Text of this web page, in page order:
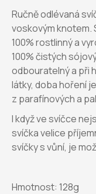
Ručně odlévaná
voskovým knotem.
100% rostlinný a
100% čistých
odbouratelný a při
látky, doba hoření
z parafínových a
I když ve svíčce
svíčka velice
svíčky s vůní, je
Hmotnost: 128g